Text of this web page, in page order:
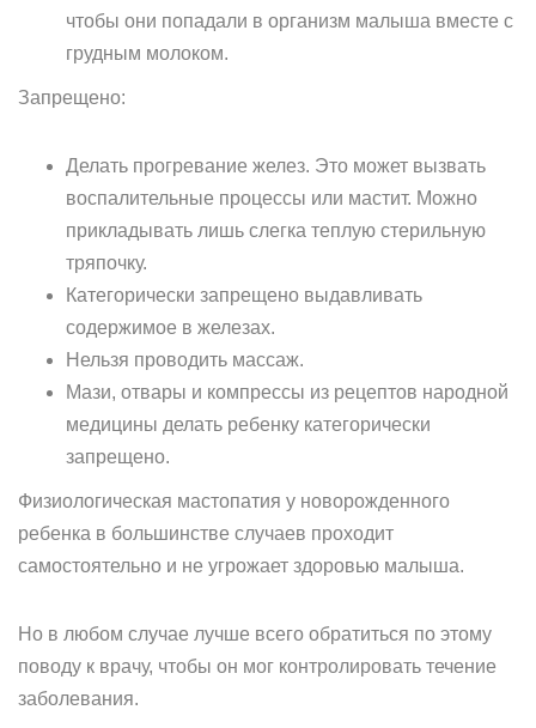
чтобы они попадали в организм малыша вместе с
грудным молоком.
Запрещено:
Делать прогревание желез. Это может вызвать
воспалительные процессы или мастит. Можно
прикладывать лишь слегка теплую стерильную
тряпочку.
Категорически запрещено выдавливать
содержимое в железах.
Нельзя проводить массаж.
Мази, отвары и компрессы из рецептов народной
медицины делать ребенку категорически
запрещено.
Физиологическая мастопатия у новорожденного
ребенка в большинстве случаев проходит
самостоятельно и не угрожает здоровью малыша.
Но в любом случае лучше всего обратиться по этому
поводу к врачу, чтобы он мог контролировать течение
заболевания.